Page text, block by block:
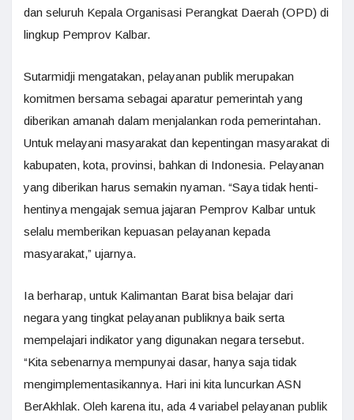
dan seluruh Kepala Organisasi Perangkat Daerah (OPD) di
lingkup Pemprov Kalbar.
Sutarmidji mengatakan, pelayanan publik merupakan
komitmen bersama sebagai aparatur pemerintah yang
diberikan amanah dalam menjalankan roda pemerintahan.
Untuk melayani masyarakat dan kepentingan masyarakat di
kabupaten, kota, provinsi, bahkan di Indonesia. Pelayanan
yang diberikan harus semakin nyaman. “Saya tidak henti-
hentinya mengajak semua jajaran Pemprov Kalbar untuk
selalu memberikan kepuasan pelayanan kepada
masyarakat,” ujarnya.
Ia berharap, untuk Kalimantan Barat bisa belajar dari
negara yang tingkat pelayanan publiknya baik serta
mempelajari indikator yang digunakan negara tersebut.
“Kita sebenarnya mempunyai dasar, hanya saja tidak
mengimplementasikannya. Hari ini kita luncurkan ASN
BerAkhlak. Oleh karena itu, ada 4 variabel pelayanan publik